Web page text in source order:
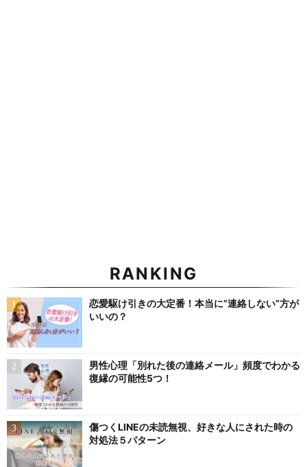
RANKING
恋愛駆け引きの大定番！本当に”連絡しない”方が
いいの？
男性心理「別れた後の連絡メール」頻度でわかる
復縁の可能性5つ！
傷つくLINEの未読無視、好きな人にされた時の
対処法５パターン